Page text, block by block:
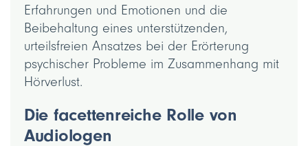
Erfahrungen und Emotionen und die
Beibehaltung eines unterstützenden,
urteilsfreien Ansatzes bei der Erörterung
psychischer Probleme im Zusammenhang mit
Hörverlust.
Die facettenreiche Rolle von
Audiologen